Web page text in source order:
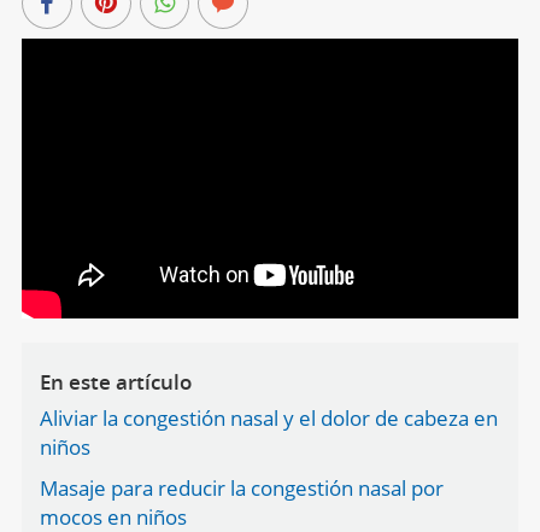
En este artículo
Aliviar la congestión nasal y el dolor de cabeza en
niños
Masaje para reducir la congestión nasal por
mocos en niños